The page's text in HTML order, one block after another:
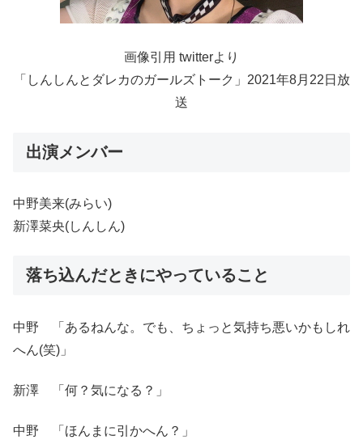
画像引用 twitterより
「しんしんとダレカのガールズトーク」2021年8月22日放
送
出演メンバー
中野美来(みらい)
新澤菜央(しんしん)
落ち込んだときにやっていること
中野 「あるねんな。でも、ちょっと気持ち悪いかもしれ
へん(笑)」
新澤 「何？気になる？」
中野 「ほんまに引かへん？」